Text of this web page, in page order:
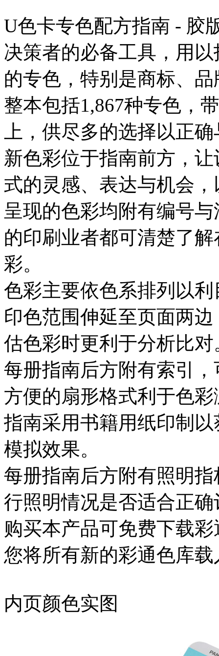
U色卡专色配方指南 - 胶
决策者的必备工具，用
的专色，特别是商标、
整本包括1,867种专色，
上，供尽多的选择以正
新色彩位于指南前方，
式的灵感、表达与机会
呈现的色彩均附有编号
的印刷业者都可清楚了
彩。
色彩主要依色系排列以
印色范围伸延至页面两
估色彩时更利于分析比对
每册指南后方附有索引
方便的扇形格式利于色
指南采用书籍用纸印制
模拟效果。
每册指南后方附有照明
行照明情况是否适合正
购买本产品可免费下载
您将所有新的彩通色库
内页颜色实图